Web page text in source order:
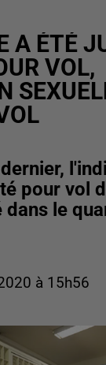
A ÉTÉ
VOL,
pour vol
dans le
à 15h56